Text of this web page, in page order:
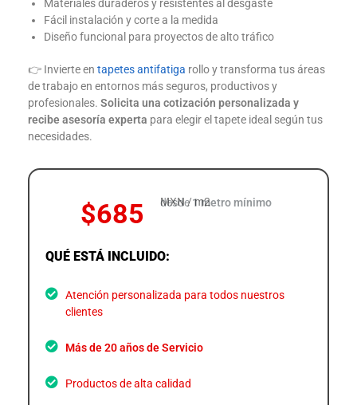
Materiales duraderos y resistentes al desgaste
Fácil instalación y corte a la medida
Diseño funcional para proyectos de alto tráfico
👉 Invierte en tapetes antifatiga rollo y transforma tus áreas
de trabajo en entornos más seguros, productivos y
profesionales. Solicita una cotización personalizada y
recibe asesoría experta para elegir el tapete ideal según tus
necesidades.
$685 MXN / m2
desde1 metro mínimo
QUÉ ESTÁ INCLUIDO:
Atención personalizada para todos nuestros
clientes
Más de 20 años de Servicio
Productos de alta calidad